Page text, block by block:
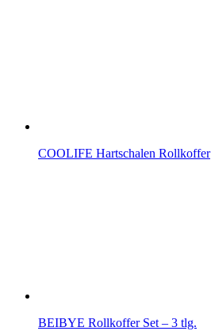
COOLIFE Hartschalen Rollkoffer
BEIBYE Rollkoffer Set – 3 tlg.